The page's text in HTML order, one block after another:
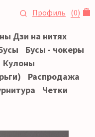
Профиль (0)
Дзи на нитях
Бусы - чокеры
Кулоны
Распродажа
Четки